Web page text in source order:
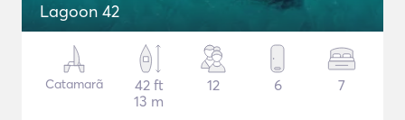
Lagoon 42
Catamarã
42 ft
13 m
12 6 7